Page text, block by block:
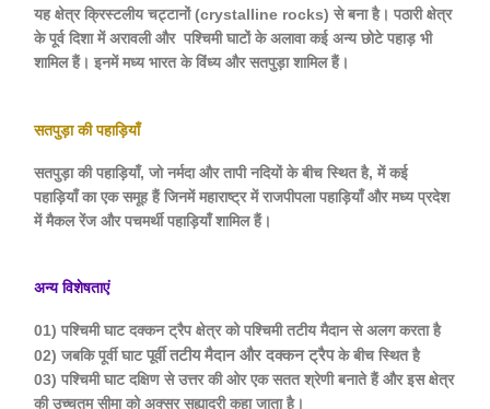
यह क्षेत्र क्रिस्टलीय चट्टानों (crystalline rocks) से बना है। पठारी क्षेत्र
के पूर्व दिशा में अरावली और पश्चिमी घाटों के अलावा कई अन्य छोटे पहाड़ भी
शामिल हैं। इनमें मध्य भारत के विंध्य और सतपुड़ा शामिल हैं।
सतपुड़ा की पहाड़ियाँ
सतपुड़ा की पहाड़ियाँ, जो नर्मदा और तापी नदियों के बीच स्थित है, में कई
पहाड़ियाँ का एक समूह हैं जिनमें महाराष्ट्र में राजपीपला पहाड़ियाँ और मध्य प्रदेश
में मैकल रेंज और पचमर्थी पहाड़ियाँ शामिल हैं।
अन्य विशेषताएं
01) पश्चिमी घाट दक्कन ट्रैप क्षेत्र को पश्चिमी तटीय मैदान से अलग करता है
02) जबकि पूर्वी घाटपूर्वी तटीय मैदान और दक्कन ट्रैपके बीच स्थित है
03) पश्चिमी घाट दक्षिण से उत्तर की ओर एक सतत श्रेणी बनाते हैं और इस क्षेत्र
की उच्चतम सीमा को अक्सर सह्याद्री कहा जाता है।